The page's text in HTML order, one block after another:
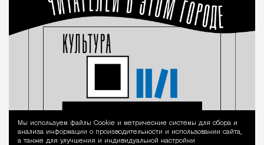
Уведомление
Мы используем файлы Сookie и метрические системы для сбора и
анализа информации о производительности и использовании сайта,
а также для улучшения и индивидуальной настройки